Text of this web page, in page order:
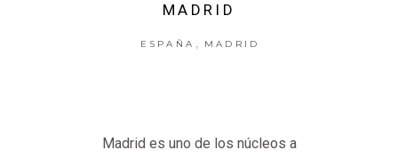
MADRID
ESPAÑA , MADRID
Madrid es uno de los núcleos a